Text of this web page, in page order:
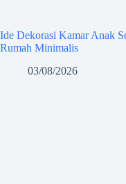
Ide Dekorasi Kamar Anak
Rumah Minimalis
03/08/2026